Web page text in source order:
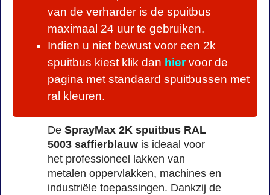
van de verharder is de spuitbus
maximaal 24 uur te gebruiken.
Indien u niet bewust voor een 2k
spuitbus kiest klik dan hiervoor de
pagina met standaard spuitbussen met
ral kleuren.
De SprayMax 2K spuitbus RAL
5003 saffierblauw is ideaal voor
het professioneel lakken van
metalen oppervlakken, machines en
industriële toepassingen. Dankzij de